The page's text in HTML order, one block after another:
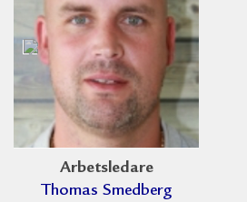
Arbetsledare
Thomas Smedberg